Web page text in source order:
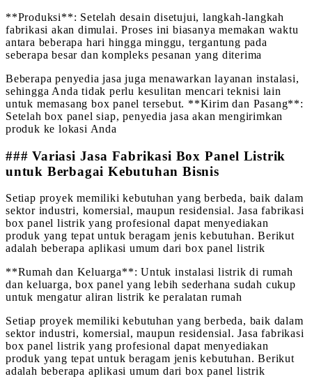
**Produksi**: Setelah desain disetujui, langkah-langkah
fabrikasi akan dimulai. Proses ini biasanya memakan waktu
antara beberapa hari hingga minggu, tergantung pada
seberapa besar dan kompleks pesanan yang diterima
Beberapa penyedia jasa juga menawarkan layanan instalasi,
sehingga Anda tidak perlu kesulitan mencari teknisi lain
untuk memasang box panel tersebut. **Kirim dan Pasang**:
Setelah box panel siap, penyedia jasa akan mengirimkan
produk ke lokasi Anda
### Variasi Jasa Fabrikasi Box Panel Listrik
untuk Berbagai Kebutuhan Bisnis
Setiap proyek memiliki kebutuhan yang berbeda, baik dalam
sektor industri, komersial, maupun residensial. Jasa fabrikasi
box panel listrik yang profesional dapat menyediakan
produk yang tepat untuk beragam jenis kebutuhan. Berikut
adalah beberapa aplikasi umum dari box panel listrik
**Rumah dan Keluarga**: Untuk instalasi listrik di rumah
dan keluarga, box panel yang lebih sederhana sudah cukup
untuk mengatur aliran listrik ke peralatan rumah
Setiap proyek memiliki kebutuhan yang berbeda, baik dalam
sektor industri, komersial, maupun residensial. Jasa fabrikasi
box panel listrik yang profesional dapat menyediakan
produk yang tepat untuk beragam jenis kebutuhan. Berikut
adalah beberapa aplikasi umum dari box panel listrik